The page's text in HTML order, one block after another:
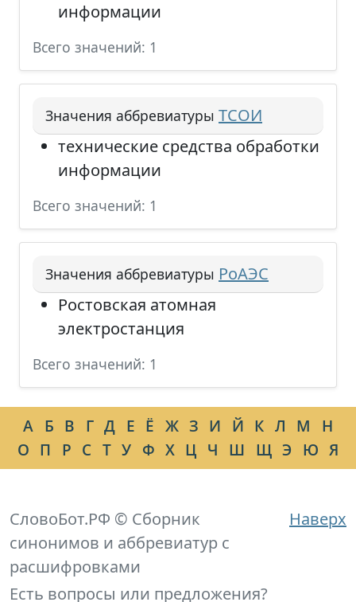
информации
Всего значений: 1
Значения аббревиатуры ТСОИ
технические средства обработки
информации
Всего значений: 1
Значения аббревиатуры РоАЭС
Ростовская атомная
электростанция
Всего значений: 1
А Б В Г Д Е Ё Ж З И Й К Л М
Н
О П Р С Т У Ф Х Ц Ч Ш Щ Э Ю Я
Наверх
СловоБот.РФ © Сборник
синонимов и аббревиатур с
расшифровками
Есть вопросы или предложения?